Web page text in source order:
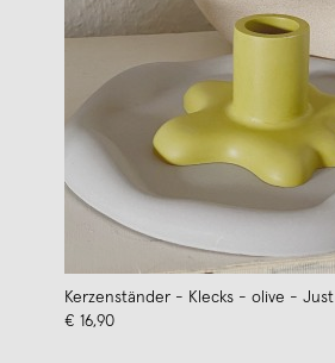
Kerzenständer - Klecks - olive -
€ 16,90